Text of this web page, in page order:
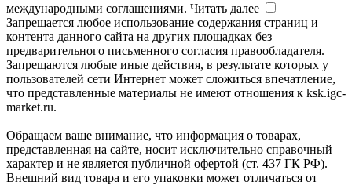
международными соглашениями. Читать далее
Запрещается любое использование содержания страниц и
контента данного сайта на других площадках без
предварительного письменного согласия правообладателя.
Запрещаются любые иные действия, в результате которых у
пользователей сети Интернет может сложиться впечатление,
что представленные материалы не имеют отношения к ksk.igc-
market.ru.
Обращаем ваше внимание, что информация о товарах,
представленная на сайте, носит исключительно справочный
характер и не является публичной офертой (ст. 437 ГК РФ).
Внешний вид товара и его упаковки может отличаться от